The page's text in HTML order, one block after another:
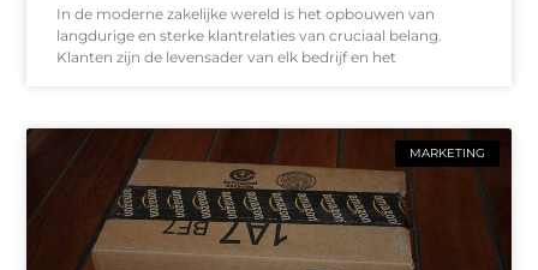
In de moderne zakelijke wereld is het opbouwen van
langdurige en sterke klantrelaties van cruciaal belang.
Klanten zijn de levensader van elk bedrijf en het
MARKETING